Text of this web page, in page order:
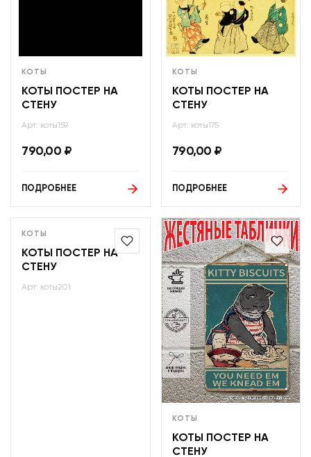
КОТЫ
КОТЫ ПОСТЕР НА
СТЕНУ
Арт: коты159
790,00 ₽
ПОДРОБНЕЕ
КОТЫ
КОТЫ ПОСТЕР НА
СТЕНУ
Арт: коты175
790,00 ₽
ПОДРОБНЕЕ
КОТЫ
КОТЫ ПОСТЕР НА
СТЕНУ
Арт: коты201
КОТЫ
КОТЫ ПОСТЕР НА
СТЕНУ